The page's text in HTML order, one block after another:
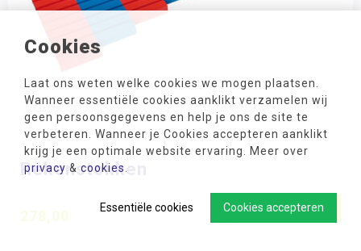
Cookies
Laat ons weten welke cookies we mogen plaatsen.
Wanneer essentiële cookies aanklikt verzamelen wij
geen persoonsgegevens en help je ons de site te
verbeteren. Wanneer je Cookies accepteren aanklikt
krijg je een optimale website ervaring. Meer over
privacy & cookies
Cookies accepteren
Essentiële cookies
Rekenstokken
278,00 - +